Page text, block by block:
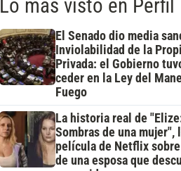
Lo más visto en Perfil
El Senado dio media
Inviolabilidad de la
Privada: el Gobierno
ceder en la Ley del
Fuego
La historia real de
Sombras de una mujer",
película de Netflix
de una esposa que